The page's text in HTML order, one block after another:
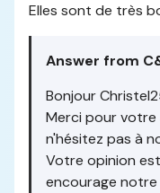
Elles sont de très
Answer from
Bonjour
Merci pour
n'hésitez pas à
Votre opinion
encourage